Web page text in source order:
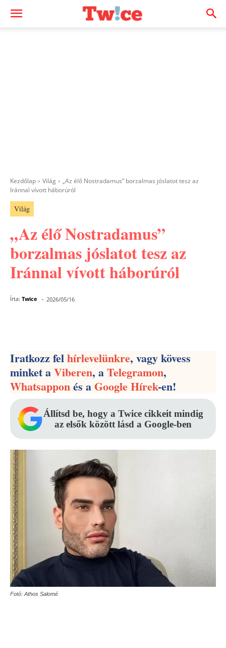
Kezdőlap Világ
„Az élő Nostradamus” borzalmas jóslatot tesz az
Iránnal vívott háborúról
Világ
„Az élő Nostradamus”
borzalmas jóslatot tesz az
Iránnal vívott háborúról
Írta: Twice - 2026/05/16
Iratkozz felhírlevelünkre, vagy kövess
minket aViberen, aTelegramon,
Whatsapponés aGoogle Hírek-en!
Állítsd be, hogy a Twice cikkeit mindig
az elsők között lásd a Google-ben
Fotó: Athos Salomé